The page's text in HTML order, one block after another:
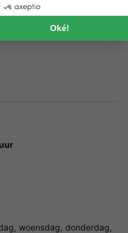
woensdag, donderdag,